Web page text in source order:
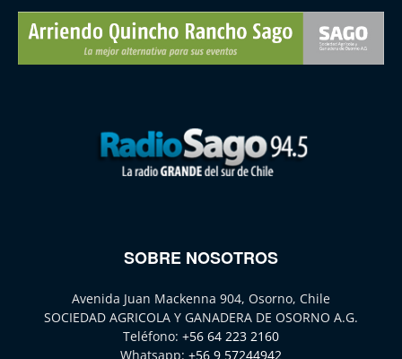
SOBRE NOSOTROS
Avenida Juan Mackenna 904, Osorno, Chile
SOCIEDAD AGRICOLA Y GANADERA DE OSORNO A.G.
Teléfono: +56 64 223 2160
Whatsapp: +56 9 57244942